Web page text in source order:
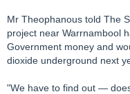
Mr Theophanous told The
project near Warrnambool
Government money and
dioxide underground next
"We have to find out —